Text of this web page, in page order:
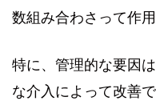
数組み合わさって作
特に、管理的な要因
な介入によって改善